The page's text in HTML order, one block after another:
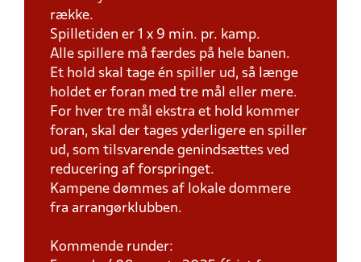
række.
Spilletiden er 1 x 9 min. pr. kamp.
Alle spillere må færdes på hele banen.
Et hold skal tage én spiller ud, så længe
holdet er foran med tre mål eller mere.
For hver tre mål ekstra et hold kommer
foran, skal der tages yderligere en spiller
ud, som tilsvarende genindsættes ved
reducering af forspringet.
Kampene dømmes af lokale dommere
fra arrangørklubben.
Kommende runder: